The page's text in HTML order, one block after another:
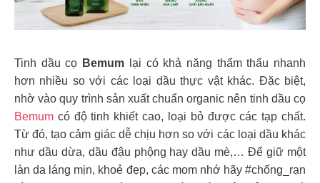
Tinh dầu cọ Bemum lại có khả năng thẩm thấu nhanh
hơn nhiều so với các loại dầu thực vật khác. Đặc biệt,
nhờ vào quy trình sản xuất chuẩn organic nên tinh dầu cọ
Bemum có độ tinh khiết cao, loại bỏ được các tạp chất.
Từ đó, tạo cảm giác dễ chịu hơn so với các loại dầu khác
như dầu dừa, dầu đậu phộng hay dầu mè,… Để giữ một
làn da láng mịn, khoẻ đẹp, các mom nhớ hãy #chống_rạn